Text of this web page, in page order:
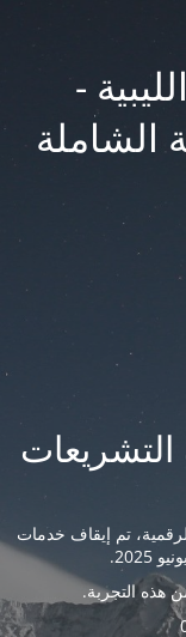
-
الشاملة
تم إيقاف خدمات
2025.
هذه التجربة.